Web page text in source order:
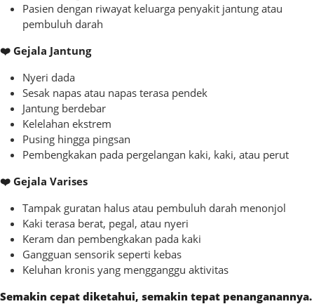
Pasien dengan riwayat keluarga penyakit jantung atau
pembuluh darah
❤️ Gejala Jantung
Nyeri dada
Sesak napas atau napas terasa pendek
Jantung berdebar
Kelelahan ekstrem
Pusing hingga pingsan
Pembengkakan pada pergelangan kaki, kaki, atau perut
❤️ Gejala Varises
Tampak guratan halus atau pembuluh darah menonjol
Kaki terasa berat, pegal, atau nyeri
Keram dan pembengkakan pada kaki
Gangguan sensorik seperti kebas
Keluhan kronis yang mengganggu aktivitas
Semakin cepat diketahui, semakin tepat penanganannya.